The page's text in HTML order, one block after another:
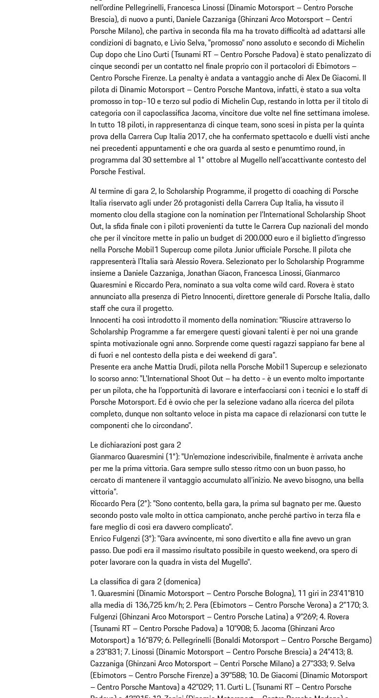
nell'ordine Pellegrinelli, Francesca Linossi (Dinamic Motorsport – Centro Porsche
Brescia), di nuovo a punti, Daniele Cazzaniga (Ghinzani Arco Motorsport – Centri
Porsche Milano), che partiva in seconda fila ma ha trovato difficoltà ad adattarsi alle
condizioni di bagnato, e Livio Selva, ‟promosso” nono assoluto e secondo di Michelin
Cup dopo che Lino Curti (Tsunami RT – Centro Porsche Padova) è stato penalizzato di
cinque secondi per un contatto nel finale proprio con il portacolori di Ebimotors –
Centro Porsche Firenze. La penalty è andata a vantaggio anche di Alex De Giacomi. Il
pilota di Dinamic Motorsport – Centro Porsche Mantova, infatti, è stato a sua volta
promosso in top-10 e terzo sul podio di Michelin Cup, restando in lotta per il titolo di
categoria con il capoclassifica Jacoma, vincitore due volte nel fine settimana imolese.
In tutto 18 piloti, in rappresentanza di cinque team, sono scesi in pista per la quinta
prova della Carrera Cup Italia 2017, che ha confermato spettacolo e duelli visti anche
nei precedenti appuntamenti e che ora guarda al sesto e penumtimo round, in
programma dal 30 settembre al 1° ottobre al Mugello nell'accattivante contesto del
Porsche Festival.
Al termine di gara 2, lo Scholarship Programme, il progetto di coaching di Porsche
Italia riservato agli under 26 protagonisti della Carrera Cup Italia, ha vissuto il
momento clou della stagione con la nomination per l'International Scholarship Shoot
Out, la sfida finale con i piloti provenienti da tutte le Carrera Cup nazionali del mondo
che per il vincitore mette in palio un budget di 200.000 euro e il biglietto d'ingresso
nella Porsche Mobil1 Supercup come pilota Junior ufficiale Porsche. Il pilota che
rappresenterà l'Italia sarà Alessio Rovera. Selezionato per lo Scholarship Programme
insieme a Daniele Cazzaniga, Jonathan Giacon, Francesca Linossi, Gianmarco
Quaresmini e Riccardo Pera, nominato a sua volta come wild card. Rovera è stato
annunciato alla presenza di Pietro Innocenti, direttore generale di Porsche Italia, dallo
staff che cura il progetto.
Innocenti ha così introdotto il momento della nomination: ‟Riuscire attraverso lo
Scholarship Programme a far emergere questi giovani talenti è per noi una grande
spinta motivazionale ogni anno. Sorprende come questi ragazzi sappiano far bene al
di fuori e nel contesto della pista e dei weekend di gara”.
Presente era anche Mattia Drudi, pilota nella Porsche Mobil1 Supercup e selezionato
lo scorso anno: ‟L'International Shoot Out – ha detto - è un evento molto importante
per un pilota, che ha l'opportunità di lavorare e interfacciarsi con i tecnici e lo staff di
Porsche Motorsport. Ed è ovvio che per la selezione vadano alla ricerca del pilota
completo, dunque non soltanto veloce in pista ma capace di relazionarsi con tutte le
componenti che lo circondano”.
Le dichiarazioni post gara 2
Gianmarco Quaresmini (1°): ‟Un'emozione indescrivibile, finalmente è arrivata anche
per me la prima vittoria. Gara sempre sullo stesso ritmo con un buon passo, ho
cercato di mantenere il vantaggio accumulato all’inizio. Ne avevo bisogno, una bella
vittoria”.
Riccardo Pera (2°): ‟Sono contento, bella gara, la prima sul bagnato per me. Questo
secondo posto vale molto in ottica campionato, anche perché partivo in terza fila e
fare meglio di così era davvero complicato”.
Enrico Fulgenzi (3°): ‟Gara avvincente, mi sono divertito e alla fine avevo un gran
passo. Due podi era il massimo risultato possibile in questo weekend, ora spero di
poter lavorare con la quadra in vista del Mugello”.
La classifica di gara 2 (domenica)
1. Quaresmini (Dinamic Motorsport – Centro Porsche Bologna), 11 giri in 23'41”810
alla media di 136,725 km/h; 2. Pera (Ebimotors – Centro Porsche Verona) a 2”170; 3.
Fulgenzi (Ghinzani Arco Motorsport – Centro Porsche Latina) a 9”269; 4. Rovera
(Tsunami RT – Centro Porsche Padova) a 10”908; 5. Jacoma (Ghinzani Arco
Motorsport) a 16”879; 6. Pellegrinelli (Bonaldi Motorsport – Centro Porsche Bergamo)
a 23”831; 7. Linossi (Dinamic Motorsport – Centro Porsche Brescia) a 24”413; 8.
Cazzaniga (Ghinzani Arco Motorsport – Centri Porsche Milano) a 27”333; 9. Selva
(Ebimotors – Centro Porsche Firenze) a 39”588; 10. De Giacomi (Dinamic Motorsport
– Centro Porsche Mantova) a 42”029; 11. Curti L. (Tsunami RT – Centro Porsche